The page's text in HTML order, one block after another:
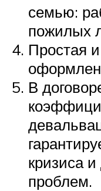
семью:
пожилых
Простая
В
кризиса
проблем.